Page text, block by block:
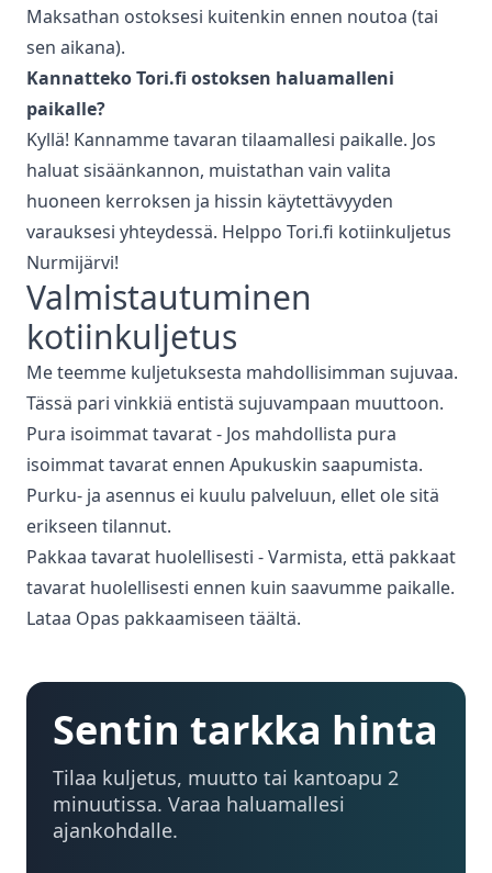
Maksathan ostoksesi kuitenkin ennen noutoa (tai
sen aikana).
Kannatteko Tori.fi ostoksen haluamalleni
paikalle?
Kyllä! Kannamme tavaran tilaamallesi paikalle. Jos
haluat sisäänkannon, muistathan vain valita
huoneen kerroksen ja hissin käytettävyyden
varauksesi yhteydessä. Helppo Tori.fi kotiinkuljetus
Nurmijärvi!
Valmistautuminen
kotiinkuljetus
Me teemme kuljetuksesta mahdollisimman sujuvaa.
Tässä pari vinkkiä entistä sujuvampaan muuttoon.
Pura isoimmat tavarat - Jos mahdollista pura
isoimmat tavarat ennen Apukuskin saapumista.
Purku- ja asennus ei kuulu palveluun, ellet ole sitä
erikseen tilannut.
Pakkaa tavarat huolellisesti - Varmista, että pakkaat
tavarat huolellisesti ennen kuin saavumme paikalle.
Lataa Opas pakkaamiseen täältä.
Sentin tarkka hinta
Tilaa kuljetus, muutto tai kantoapu 2
minuutissa. Varaa haluamallesi
ajankohdalle.